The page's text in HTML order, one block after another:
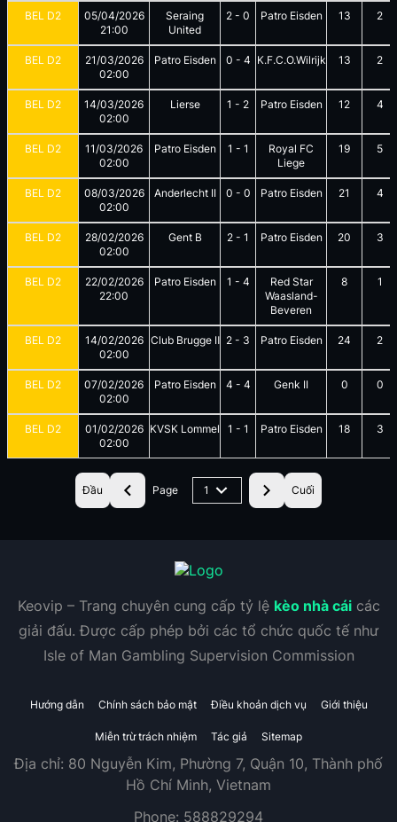
BEL D2
05/04/2026
21:00
Seraing
United
2 - 0 Patro Eisden 13 2
BEL D2
21/03/2026
02:00
Patro Eisden 0 - 4 K.F.C.O.Wilrijk 13 2
BEL D2
14/03/2026
02:00
Lierse 1 - 2 Patro Eisden 12 4
BEL D2
11/03/2026
02:00
Patro Eisden 1 - 1
Royal FC
Liege
19 5
BEL D2
08/03/2026
02:00
Anderlecht II 0 - 0 Patro Eisden 21 4
BEL D2
28/02/2026
02:00
Gent B 2 - 1 Patro Eisden 20 3
BEL D2
22/02/2026
22:00
Patro Eisden 1 - 4
Red Star
Waasland-
Beveren
8 1
BEL D2
14/02/2026
02:00
Club Brugge Ⅱ 2 - 3 Patro Eisden 24 2
BEL D2
07/02/2026
02:00
Patro Eisden 4 - 4 Genk II 0 0
BEL D2
01/02/2026
02:00
KVSK Lommel 1 - 1 Patro Eisden 18 3
Đầu Page 1 Cuối
Keovip – Trang chuyên cung cấp tỷ lệ kèo nhà cáicác
giải đấu. Được cấp phép bởi các tổ chức quốc tế như
Isle of Man Gambling Supervision Commission
Hướng dẫn Chính sách bảo mật Điều khoản dịch vụ Giới thiệu
Miễn trừ trách nhiệm Tác giả Sitemap
Địa chỉ: 80 Nguyễn Kim, Phường 7, Quận 10, Thành phố
Hồ Chí Minh, Vietnam
Phone: 588829294